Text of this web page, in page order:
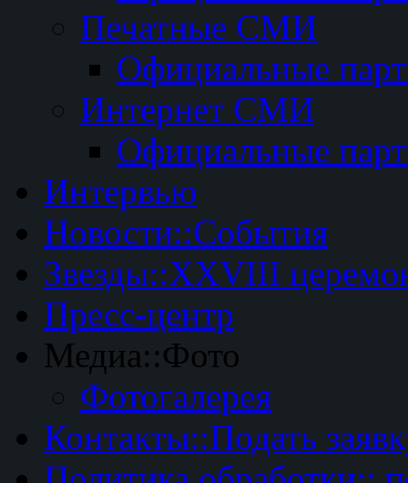
Печатные СМИ
Официальные
Интернет СМИ
Официальные
Интервью
Новости::События
Звезды::XXVIII
Пресс-центр
Медиа::Фото
Фотогалерея
Контакты::Подать